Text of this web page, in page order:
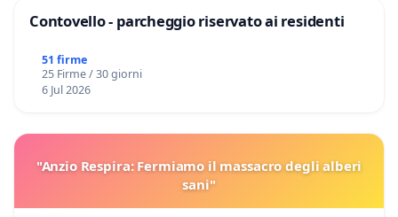
Contovello - parcheggio riservato ai residenti
51 firme
25 Firme / 30 giorni
6 Jul 2026
"Anzio Respira: Fermiamo il massacro degli alberi
sani"